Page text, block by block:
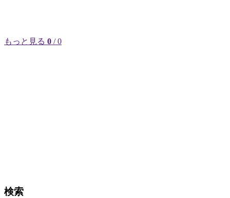
もっと見る 0 / 0
検索